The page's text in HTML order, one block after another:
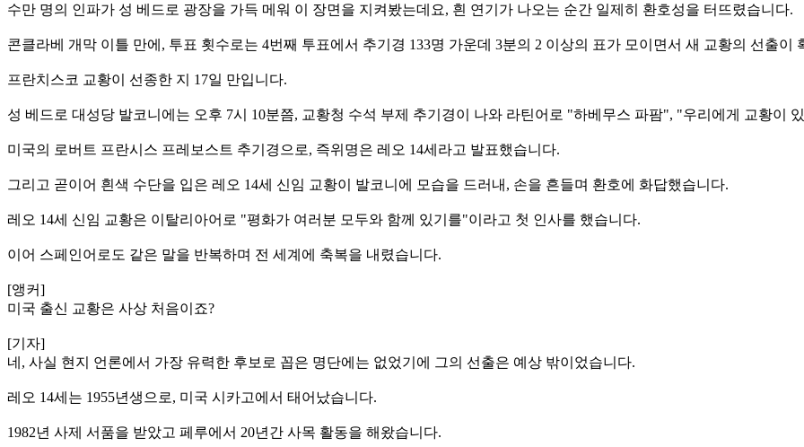
수만 명의 인파가 성 베드로 광장을 가득 메워 이 장면을 지켜봤는데요, 흰 연기가 나오는 순간 일제히 환호성을 터뜨렸습니다.
콘클라베 개막 이틀 만에, 투표 횟수로는 4번째 투표에서 추기경 133명 가운데 3분의 2 이상의 표가 모이면서 새 교황의 선출이
프란치스코 교황이 선종한 지 17일 만입니다.
성 베드로 대성당 발코니에는 오후 7시 10분쯤, 교황청 수석 부제 추기경이 나와 라틴어로 "하베무스 파팜", "우리에게 교황이
미국의 로버트 프란시스 프레보스트 추기경으로, 즉위명은 레오 14세라고 발표했습니다.
그리고 곧이어 흰색 수단을 입은 레오 14세 신임 교황이 발코니에 모습을 드러내, 손을 흔들며 환호에 화답했습니다.
레오 14세 신임 교황은 이탈리아어로 "평화가 여러분 모두와 함께 있기를"이라고 첫 인사를 했습니다.
이어 스페인어로도 같은 말을 반복하며 전 세계에 축복을 내렸습니다.
[앵커]
미국 출신 교황은 사상 처음이죠?
[기자]
네, 사실 현지 언론에서 가장 유력한 후보로 꼽은 명단에는 없었기에 그의 선출은 예상 밖이었습니다.
레오 14세는 1955년생으로, 미국 시카고에서 태어났습니다.
1982년 사제 서품을 받았고 페루에서 20년간 사목 활동을 해왔습니다.